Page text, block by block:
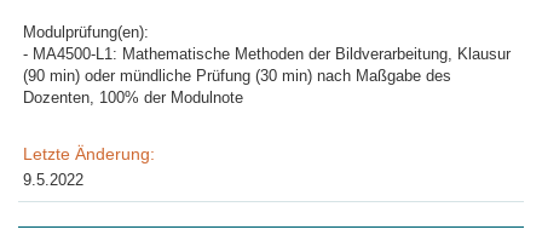
Modulprüfung(en):
- MA4500-L1: Mathematische Methoden der Bildverarbeitung, Klausur
(90 min) oder mündliche Prüfung (30 min) nach Maßgabe des
Dozenten, 100% der Modulnote
Letzte Änderung:
9.5.2022